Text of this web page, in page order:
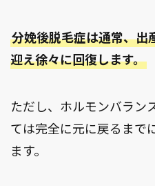
分娩後脱毛症は通常、
迎え徐々に回復します。
ただし、ホルモンバラン
ては完全に元に戻るまで
ます。